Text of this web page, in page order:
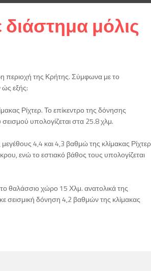
μόλις
περιοχή της Κρήτης. Σύμφωνα με το
εξής:
Ρίχτερ. Το επίκεντρο της δόνησης
υπολογίζεται στα 25.8 χλμ.
4,4 και 4,3 βαθμώ της κλίμακας
ενώ το εστιακό βάθος τους υπολογίζεται
θαλάσσιο χώρο 15 Χλμ. ανατολικά της
σεισμική δόνηση 4,2 βαθμών της κλίμακας